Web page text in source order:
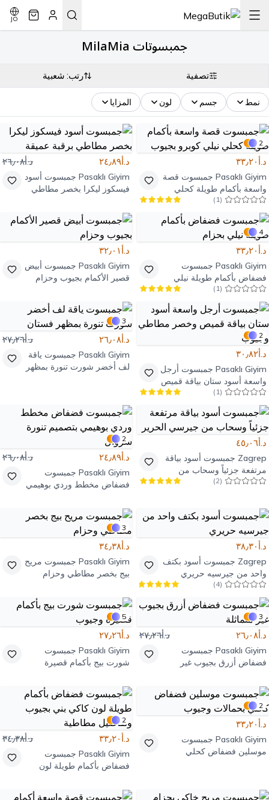
JO
جمبسوتات MilaMia
تصفية رتب: شعبية
نمط جسم لون المزايا
2
د.أ٣٣٫٢٠
Pasaklı Giyim جمبسوت قصة
واسعة بأكمام طويلة كحلي
نيلي كوبرو بجيوب
(
1
)
د.أ٢٤٫٨٩ د.أ٢٦٫٠٨
Pasaklı Giyim جمبسوت أسود
فيسكوز ليكرا بخصر مطاطي
4
د.أ٣٣٫٢٠
Pasaklı Giyim جمبسوت
فضفاض بأكمام طويلة نيلي
بحزام
(
1
)
د.أ٣٢٫٠١
Pasaklı Giyim جمبسوت أبيض
قصير الأكمام بجيوب وحزام
2
د.أ٣٠٫٨٢
Pasaklı Giyim جمبسوت أرجل
واسعة أسود ستان بياقة قميص
وخصر مطاطي وجيوب
(
1
)
3
د.أ٢٦٫٠٨ د.أ٢٧٫٢٦
Pasaklı Giyim جمبسوت ياقة
لف أخضر شورت تنورة بمظهر
د.أ٤٥٫٠٦
Zagrep جمبسوت أسود بياقة
مرتفعة جزئياً وسحاب من
جيرسي الحرير
(
2
)
2
د.أ٢٤٫٨٩ د.أ٢٦٫٠٨
Pasaklı Giyim جمبسوت
فضفاض مخطط وردي بوهيمي
د.أ٣٨٫٣٠
Zagrep جمبسوت أسود بكتف
واحد من جيرسيه حريري
(
4
)
3
د.أ٣٤٫٣٨
Pasaklı Giyim جمبسوت مريح
بيج بخصر مطاطي وحزام
3
د.أ٢٦٫٠٨ د.أ٢٧٫٢٦
Pasaklı Giyim جمبسوت
فضفاض أزرق بجيوب غير
5
د.أ٢٧٫٢٦
Pasaklı Giyim جمبسوت
شورت بيج بأكمام قصيرة
2
د.أ٣٣٫٢٠
Pasaklı Giyim جمبسوت
موسلين فضفاض كحلي
2
د.أ٣٣٫٢٠ د.أ٣٤٫٣٨
Pasaklı Giyim جمبسوت
فضفاض بأكمام طويلة لون
مطاطية